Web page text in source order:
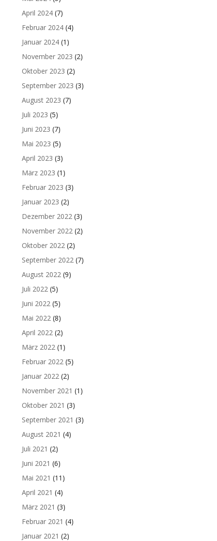
April 2024(7)
Februar 2024(4)
Januar 2024(1)
November 2023 (2)
Oktober 2023 (2)
September 2023 (3)
August 2023 (7)
Juli 2023 (5)
Juni 2023 (7)
Mai 2023 (5)
April 2023 (3)
März 2023 (1)
Februar 2023 (3)
Januar 2023 (2)
Dezember 2022(3)
November 2022(2)
Oktober 2022(2)
September 2022(7)
August 2022(9)
Juli 2022(5)
Juni 2022(5)
Mai 2022(8)
April 2022(2)
März 2022(1)
Februar 2022(5)
Januar 2022(2)
November 2021 (1)
Oktober 2021 (3)
September 2021 (3)
August 2021 (4)
Juli 2021 (2)
Juni 2021 (6)
Mai 2021 (11)
April 2021 (4)
März 2021 (3)
Februar 2021 (4)
Januar 2021 (2)